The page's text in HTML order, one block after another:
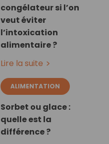
congélateur si l’on
veut éviter
l’intoxication
alimentaire ?
Lire la suite
ALIMENTATION
Sorbet ou glace :
quelle est la
différence ?